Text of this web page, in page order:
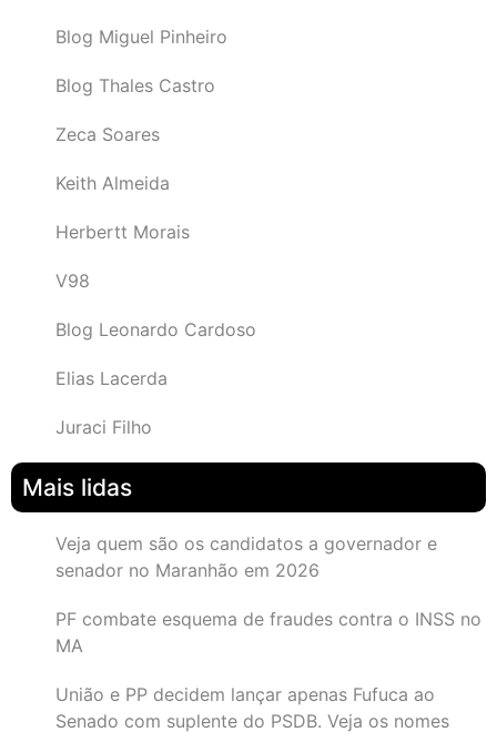
Blog Miguel Pinheiro
Blog Thales Castro
Zeca Soares
Keith Almeida
Herbertt Morais
V98
Blog Leonardo Cardoso
Elias Lacerda
Juraci Filho
Mais lidas
Veja quem são os candidatos a governador e
senador no Maranhão em 2026
PF combate esquema de fraudes contra o INSS no
MA
União e PP decidem lançar apenas Fufuca ao
Senado com suplente do PSDB. Veja os nomes